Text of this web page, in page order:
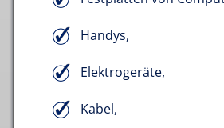
Handys,
Elektrogeräte,
Kabel,